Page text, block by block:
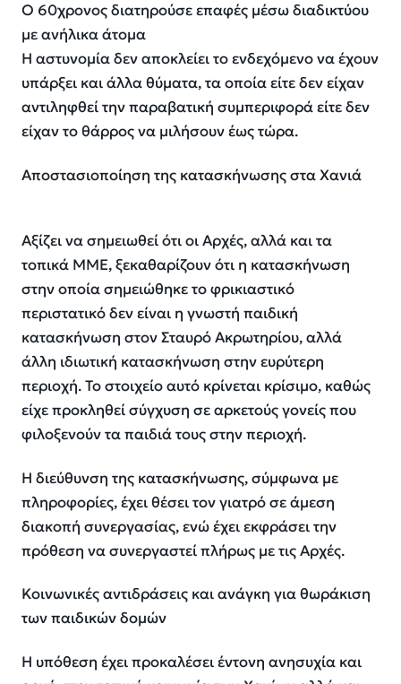
Ο 60χρονος διατηρούσε επαφές μέσω διαδικτύου
με ανήλικα άτομα
Η αστυνομία δεν αποκλείει το ενδεχόμενο να έχουν
υπάρξει και άλλα θύματα, τα οποία είτε δεν είχαν
αντιληφθεί την παραβατική συμπεριφορά είτε δεν
είχαν το θάρρος να μιλήσουν έως τώρα.
Αποστασιοποίηση της κατασκήνωσης στα Χανιά
Αξίζει να σημειωθεί ότι οι Αρχές, αλλά και τα
τοπικά ΜΜΕ, ξεκαθαρίζουν ότι η κατασκήνωση
στην οποία σημειώθηκε το φρικιαστικό
περιστατικό δεν είναι η γνωστή παιδική
κατασκήνωση στον Σταυρό Ακρωτηρίου, αλλά
άλλη ιδιωτική κατασκήνωση στην ευρύτερη
περιοχή. Το στοιχείο αυτό κρίνεται κρίσιμο, καθώς
είχε προκληθεί σύγχυση σε αρκετούς γονείς που
φιλοξενούν τα παιδιά τους στην περιοχή.
Η διεύθυνση της κατασκήνωσης, σύμφωνα με
πληροφορίες, έχει θέσει τον γιατρό σε άμεση
διακοπή συνεργασίας, ενώ έχει εκφράσει την
πρόθεση να συνεργαστεί πλήρως με τις Αρχές.
Κοινωνικές αντιδράσεις και ανάγκη για θωράκιση
των παιδικών δομών
Η υπόθεση έχει προκαλέσει έντονη ανησυχία και